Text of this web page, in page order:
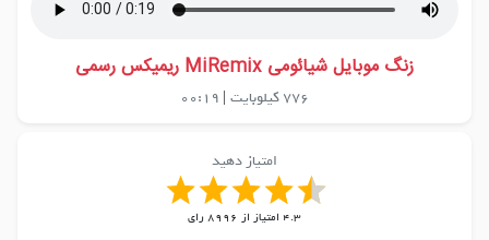
زنگ موبایل شیائومی MiRemix ریمیکس رسمی
776 کیلوبایت |
00:19
امتیاز دهید
4.3 امتیاز از 8996رای